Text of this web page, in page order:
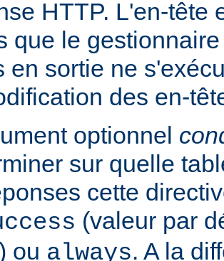
HTTP. L'en-tête
que le
en sortie ne
des en-
optionnel
sur quelle
cette
(valeur par
ou always. A la